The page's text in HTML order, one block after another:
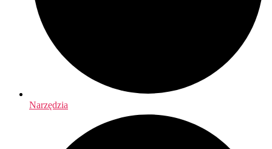
Narzędzia